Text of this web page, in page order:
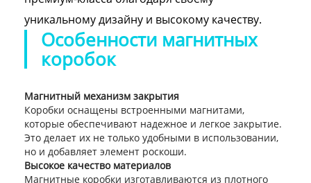
уникальному дизайну и высокому качеству.
Особенности магнитных
коробок
Магнитный механизм закрытия
Коробки оснащены встроенными магнитами,
которые обеспечивают надежное и легкое закрытие.
Это делает их не только удобными в использовании,
но и добавляет элемент роскоши.
Высокое качество материалов
Магнитные коробки изготавливаются из плотного